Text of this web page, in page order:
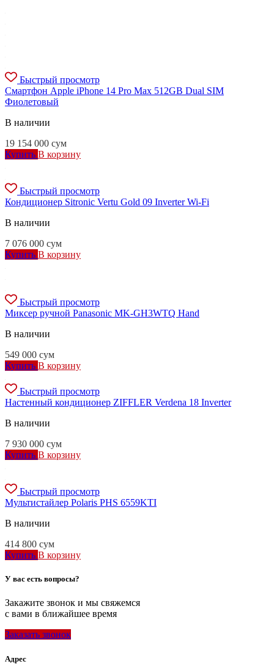
Быстрый просмотр
Смартфон Apple iPhone 14 Pro Max 512GB Dual SIM
Фиолетовый
В наличии
19 154 000 сум
Купить В корзину
Быстрый просмотр
Кондиционер Sitronic Vertu Gold 09 Inverter Wi-Fi
В наличии
7 076 000 сум
Купить В корзину
Быстрый просмотр
Миксер ручной Panasonic MK-GH3WTQ Hand
В наличии
549 000 сум
Купить В корзину
Быстрый просмотр
Настенный кондиционер ZIFFLER Verdena 18 Inverter
В наличии
7 930 000 сум
Купить В корзину
Быстрый просмотр
Мультистайлер Polaris PHS 6559KTI
В наличии
414 800 сум
Купить В корзину
У вас есть вопросы?
Закажите звонок и мы свяжемся
с вами в ближайшее время
Заказать звонок
Адрес